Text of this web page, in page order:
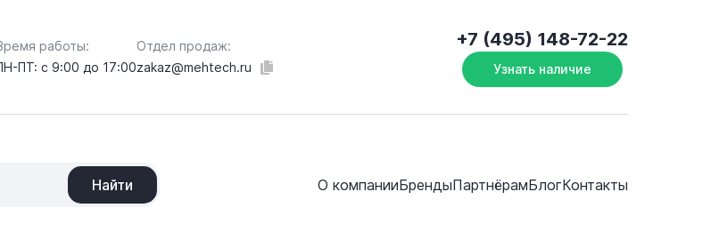
работы:
ПТ: с 9:00 до 17:00
Отдел продаж:
zakaz@mehtech.ru
+7 (495) 148-72-22
Узнать наличие
Найти О компанииБрендыПартнёрамБлогКонтакты